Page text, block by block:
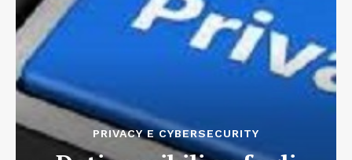
PRIVACY E CYBERSECURITY